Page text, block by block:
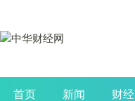
首页 新闻 财经